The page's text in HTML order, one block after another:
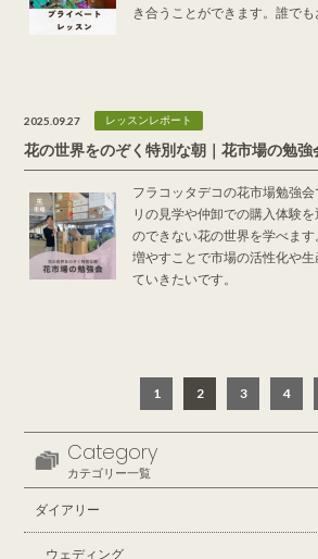
き合うことができます。誰でも
2025.09.27 レッスンレポート
花の世界をのぞく特別な朝｜花市場の勉強
フラコッタデコの花市場勉強
リの見学や仲卸での購入体験
のできない花の世界を学べま
増やすことで市場の活性化や
ていきたいです。
1 2 3 4
Category
カテゴリー一覧
ダイアリー
ウェディング